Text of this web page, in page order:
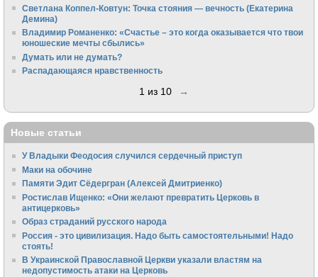
Светлана Коппел-Ковтун: Точка стояния — вечность (Екатерина
Демина)
Владимир Романенко: «Счастье – это когда оказывается что твои
юношеские мечты сбылись»
Думать или не думать?
Распадающаяся нравственность
1 из 10 →
Новые статьи
У Владыки Феодосия случился сердечный приступ
Маки на обочине
Памяти Эдит Сёдергран (Алексей Дмитриенко)
Ростислав Ищенко: «Они желают превратить Церковь в
антицерковь»
Образ страданий русского народа
Россия - это цивилизация. Надо быть самостоятельными! Надо
стоять!
В Украинской Православной Церкви указали властям на
недопустимость атаки на Церковь